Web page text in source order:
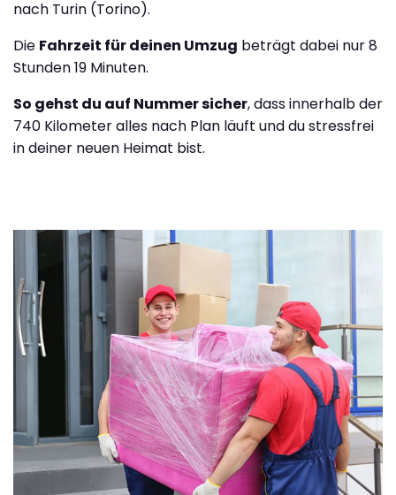
nach Turin (Torino).
Die Fahrzeit für deinen Umzug beträgt dabei nur 8
Stunden 19 Minuten.
So gehst du auf Nummer sicher, dass innerhalb der
740 Kilometer alles nach Plan läuft und du stressfrei
in deiner neuen Heimat bist.